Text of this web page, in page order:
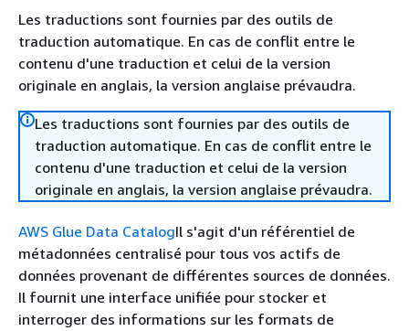
Les traductions sont fournies par des outils de
traduction automatique. En cas de conflit entre le
contenu d'une traduction et celui de la version
originale en anglais, la version anglaise prévaudra.
Les traductions sont fournies par des outils de
traduction automatique. En cas de conflit entre le
contenu d'une traduction et celui de la version
originale en anglais, la version anglaise prévaudra.
AWS Glue Data CatalogIl s'agit d'un référentiel de
métadonnées centralisé pour tous vos actifs de
données provenant de différentes sources de données.
Il fournit une interface unifiée pour stocker et
interroger des informations sur les formats de